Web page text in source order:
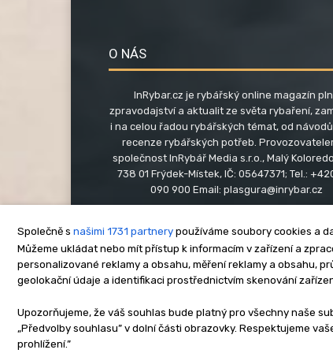
O NÁS
InRybar.cz je rybářský online magazín
zpravodajství a aktualit ze světa rybaření,
i na celou řadou rybářských témat, od
recenze rybářských potřeb.
společnost InRybář Media s.r.o., Malý
738 01 Frýdek-Místek, IČ: 05647371; Tel.:
090 900 Email: plasgura@inrybar.cz
O nás Kontakt
Copyright ©
Společně s našimi 1731 partnery používáme soubory cookies a
Můžeme ukládat nebo mít přístup k informacím v zařízení a
personalizované reklamy a obsahu, měření reklamy a obsahu,
geolokační údaje a identifikaci prostřednictvím skenování
Upozorňujeme, že váš souhlas bude platný pro všechny naše
„Předvolby souhlasu” v dolní části obrazovky. Respektujeme
prohlížení.”